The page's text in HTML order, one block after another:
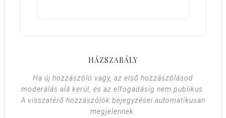
HÁZSZABÁLY
Ha új hozzászóló vagy, az első hozzászólásod
moderálás alá kerül, és az elfogadásig nem publikus.
A visszatérő hozzászólók bejegyzései automatikusan
megjelennek.